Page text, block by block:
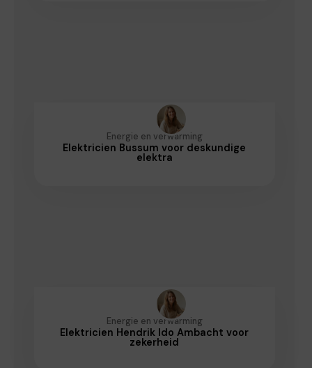
Energie en verwarming
Elektricien Bussum voor deskundige
elektra
Energie en verwarming
Elektricien Hendrik Ido Ambacht voor
zekerheid